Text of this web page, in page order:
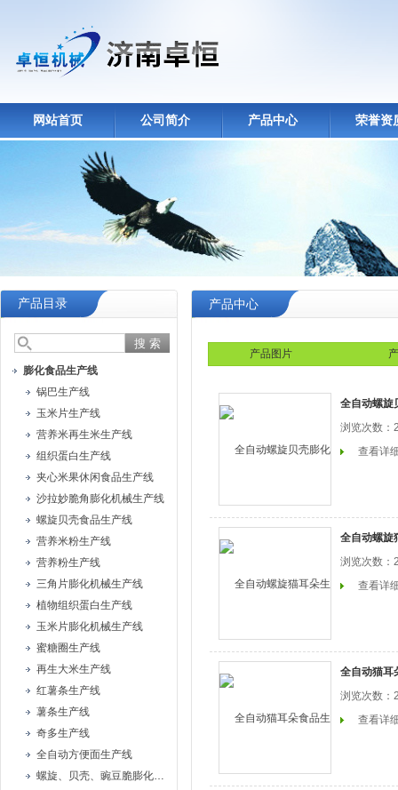
网站首页 公司简介 产品中心 荣誉资
产品目录
膨化食品生产线
锅巴生产线
玉米片生产线
营养米再生米生产线
组织蛋白生产线
夹心米果休闲食品生产线
沙拉妙脆角膨化机械生产线
螺旋贝壳食品生产线
营养米粉生产线
营养粉生产线
三角片膨化机械生产线
植物组织蛋白生产线
玉米片膨化机械生产线
蜜糖圈生产线
再生大米生产线
红薯条生产线
薯条生产线
奇多生产线
全自动方便面生产线
螺旋、贝壳、豌豆脆膨化机械设备生产线
产品中心
产品图片
全自动螺旋
浏览次数：
查看详
全自动螺旋
浏览次数：
查看详
全自动猫耳
浏览次数：
查看详